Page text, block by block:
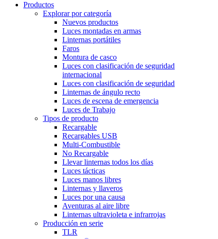
Productos
Explorar por categoría
Nuevos productos
Luces montadas en armas
Linternas portátiles
Faros
Montura de casco
Luces con clasificación de seguridad
internacional
Luces con clasificación de seguridad
Linternas de ángulo recto
Luces de escena de emergencia
Luces de Trabajo
Tipos de producto
Recargable
Recargables USB
Multi-Combustible
No Recargable
Llevar linternas todos los días
Luces tácticas
Luces manos libres
Linternas y llaveros
Luces por una causa
Aventuras al aire libre
Linternas ultravioleta e infrarrojas
Producción en serie
TLR